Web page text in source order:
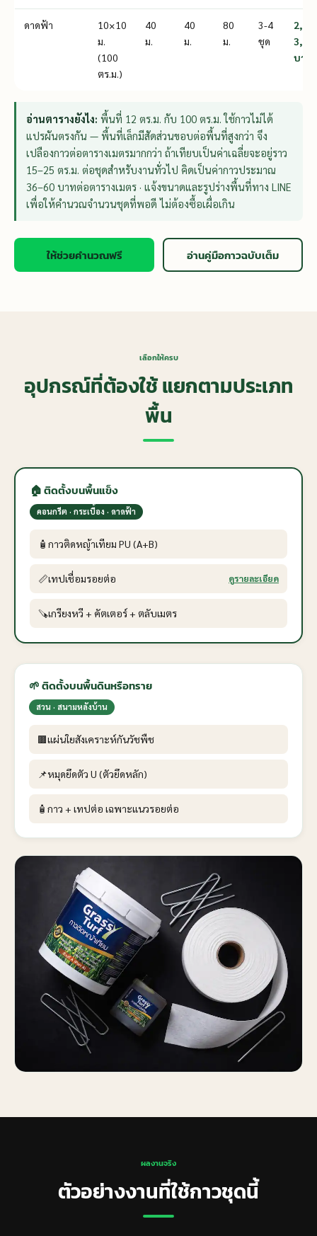
ดาดฟ้า
10×10
ม.
(100
ตร.ม.)
40
ม.
40
ม.
80
ม.
3-4
ชุด
บาท
อ่านตารางยังไง: พื้นที่ 12 ตร.ม. กับ 100 ตร.ม. ใช้กาวไม่ได้
แปรผันตรงกัน — พื้นที่เล็กมีสัดส่วนขอบต่อพื้นที่สูงกว่า จึง
เปลืองกาวต่อตารางเมตรมากกว่า ถ้าเทียบเป็นค่าเฉลี่ยจะอยู่ราว
15–25 ตร.ม. ต่อชุดสำหรับงานทั่วไป คิดเป็นค่ากาวประมาณ
36–60 บาทต่อตารางเมตร · แจ้งขนาดและรูปร่างพื้นที่ทาง LINE
เพื่อให้คำนวณจำนวนชุดที่พอดี ไม่ต้องซื้อเผื่อเกิน
ให้ช่วยคำนวณฟรี อ่านคู่มือกาวฉบับเต็ม
เลือกให้ครบ
อุปกรณ์ที่ต้องใช้ แยกตามประเภท
พื้น
🏠 ติดตั้งบนพื้นแข็ง
คอนกรีต · กระเบื้อง · ดาดฟ้า
🧴 กาวติดหญ้าเทียม PU (A+B)
📏เทปเชื่อมรอยต่อ ดูรายละเอียด
🪚เกรียงหวี + คัตเตอร์ + ตลับเมตร
🌱 ติดตั้งบนพื้นดินหรือทราย
สวน · สนามหลังบ้าน
🟫แผ่นใยสังเคราะห์กันวัชพืช
📌หมุดยึดตัว U (ตัวยึดหลัก)
🧴 กาว + เทปต่อ เฉพาะแนวรอยต่อ
ผลงานจริง
ตัวอย่างงานที่ใช้กาวชุดนี้